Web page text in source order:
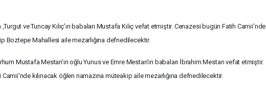
ve Tuncay Kılıç'ın babaları Mustafa Kılıç vefat etmiştir. Cenazesi bugün Fatih Camii'nde
Boztepe Mahallesi aile mezarlığına defnedilecektir.
Mustafa Mestan'ın oğlu Yunus ve Emre Mestan'ın babaları İbrahim Mestan vefat etmiştir.
kılınacak öğlen namazına müteakip aile mezarlığına defnedilecektir.